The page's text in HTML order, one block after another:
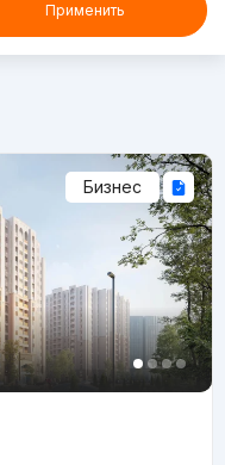
Применить
Бизнес